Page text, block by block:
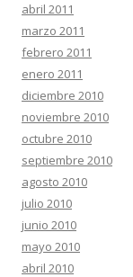
abril 2011
marzo 2011
febrero 2011
enero 2011
diciembre 2010
noviembre 2010
octubre 2010
septiembre 2010
agosto 2010
julio 2010
junio 2010
mayo 2010
abril 2010